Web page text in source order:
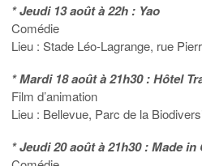
* Jeudi 13 août à 22h : Yao
Comédie
Lieu : Stade Léo-Lagrange, rue
* Mardi 18 août à 21h30 : Hôtel
Film d’animation
Lieu : Bellevue, Parc de la
* Jeudi 20 août à 21h30 : Made in